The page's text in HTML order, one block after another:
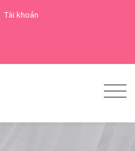
Tài khoản